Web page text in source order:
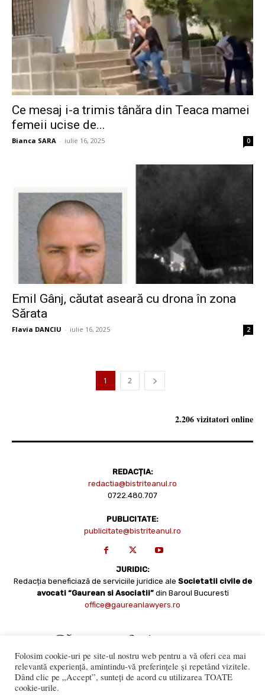
Ce mesaj i-a trimis tânăra din Teaca mamei
femeii ucise de...
Bianca SARA - iulie 16, 2025 0
Emil Gânj, căutat aseară cu drona în zona
Sărata
Flavia DANCIU - iulie 16, 2025 2
1 2
2.206 vizitatori online
REDACȚIA:
redactia@bistriteanul.ro
0722.480.707
PUBLICITATE:
publicitate@bistriteanul.ro
JURIDIC:
Redacția beneficiază de serviciile juridice ale Societatii civile de
avocati “Gaurean si Asociatii” din Baroul Bucuresti
office@gaureanlawyers.ro
Folosim cookie-uri pe site-ul nostru web pentru a vă oferi cea mai
relevantă experiență, amintindu-vă preferințele și repetând vizitele.
Dând clic pe „Accept”, sunteți de acord cu utilizarea TOATE
cookie-urile.